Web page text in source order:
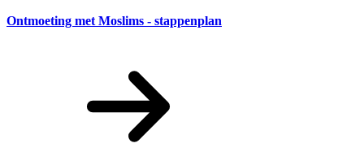
Ontmoeting met Moslims - stappenplan